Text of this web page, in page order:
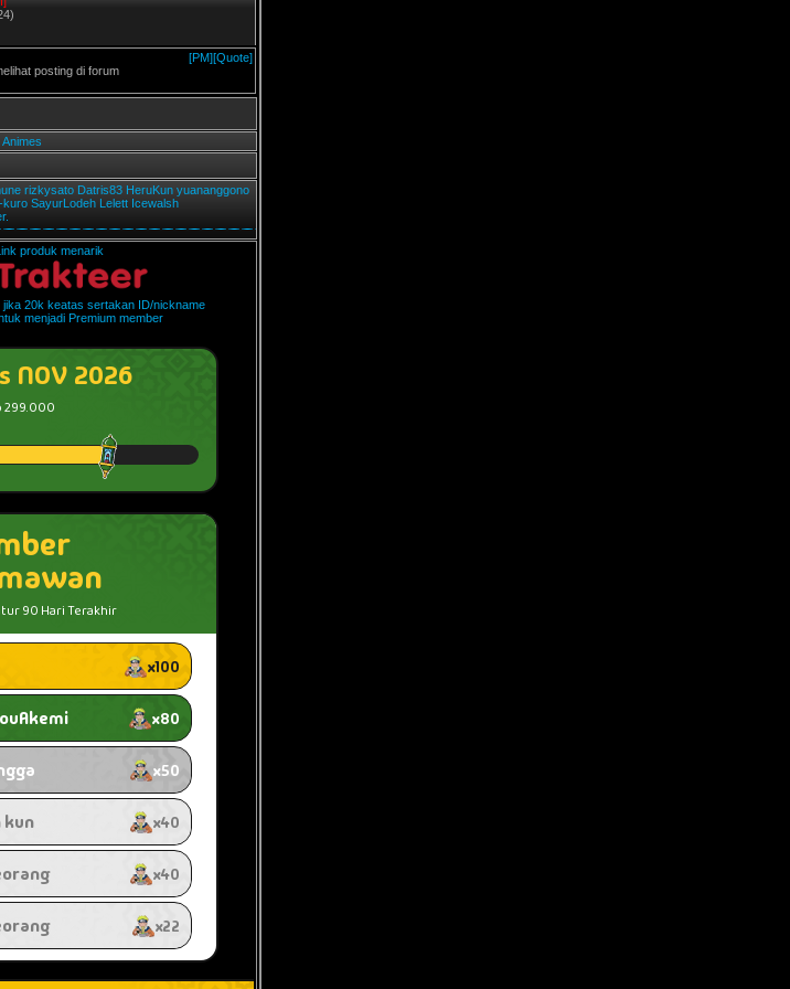
[PM][Quote]
posting di forum
rizkysato Datris83 HeruKun yuananggono
kuro SayurLodeh Lelett Icewalsh
produk menarik
20k keatas sertakan ID/nickname
menjadi Premium member